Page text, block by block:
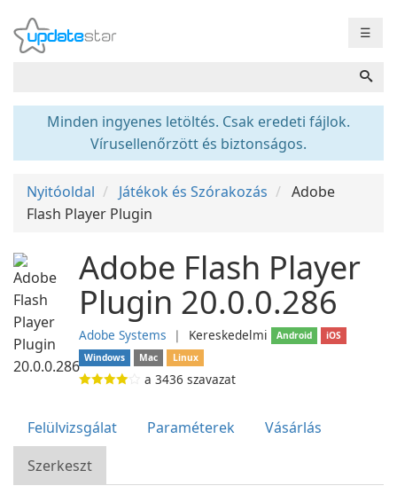
☰
Minden ingyenes letöltés. Csak eredeti fájlok.
Vírusellenőrzött és biztonságos.
Nyitóoldal Játékok és Szórakozás
Adobe
Flash Player Plugin
Adobe Flash Player
Plugin 20.0.0.286
Adobe Systems ❘ Kereskedelmi Android
iOS
Windows
Mac Linux
a 3436 szavazat
Felülvizsgálat Paraméterek
Vásárlás
Szerkeszt